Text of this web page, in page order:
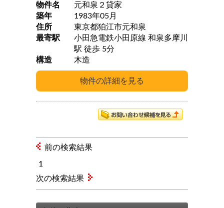
物件名
元和泉２貸家
築年
1983年05月
住所
東京都狛江市元和泉
最寄駅
小田急電鉄小田原線 和泉多摩川
駅 徒歩 5分
構造
木造
前の検索結果
1